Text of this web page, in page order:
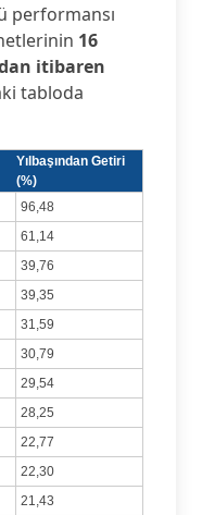
performansı
16
itibaren
tabloda
Yılbaşından Getiri
(%)
96,48
61,14
39,76
39,35
31,59
30,79
29,54
28,25
22,77
22,30
21,43